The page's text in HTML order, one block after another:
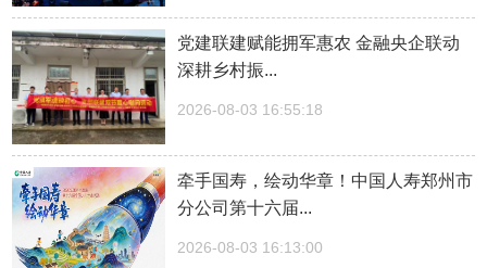
党建联建赋能拥军惠农 金融央企联动
深耕乡村振...
2026-08-03 16:55:18
牵手国寿，绘动华章！中国人寿郑州市
分公司第十六届...
2026-08-03 16:13:00